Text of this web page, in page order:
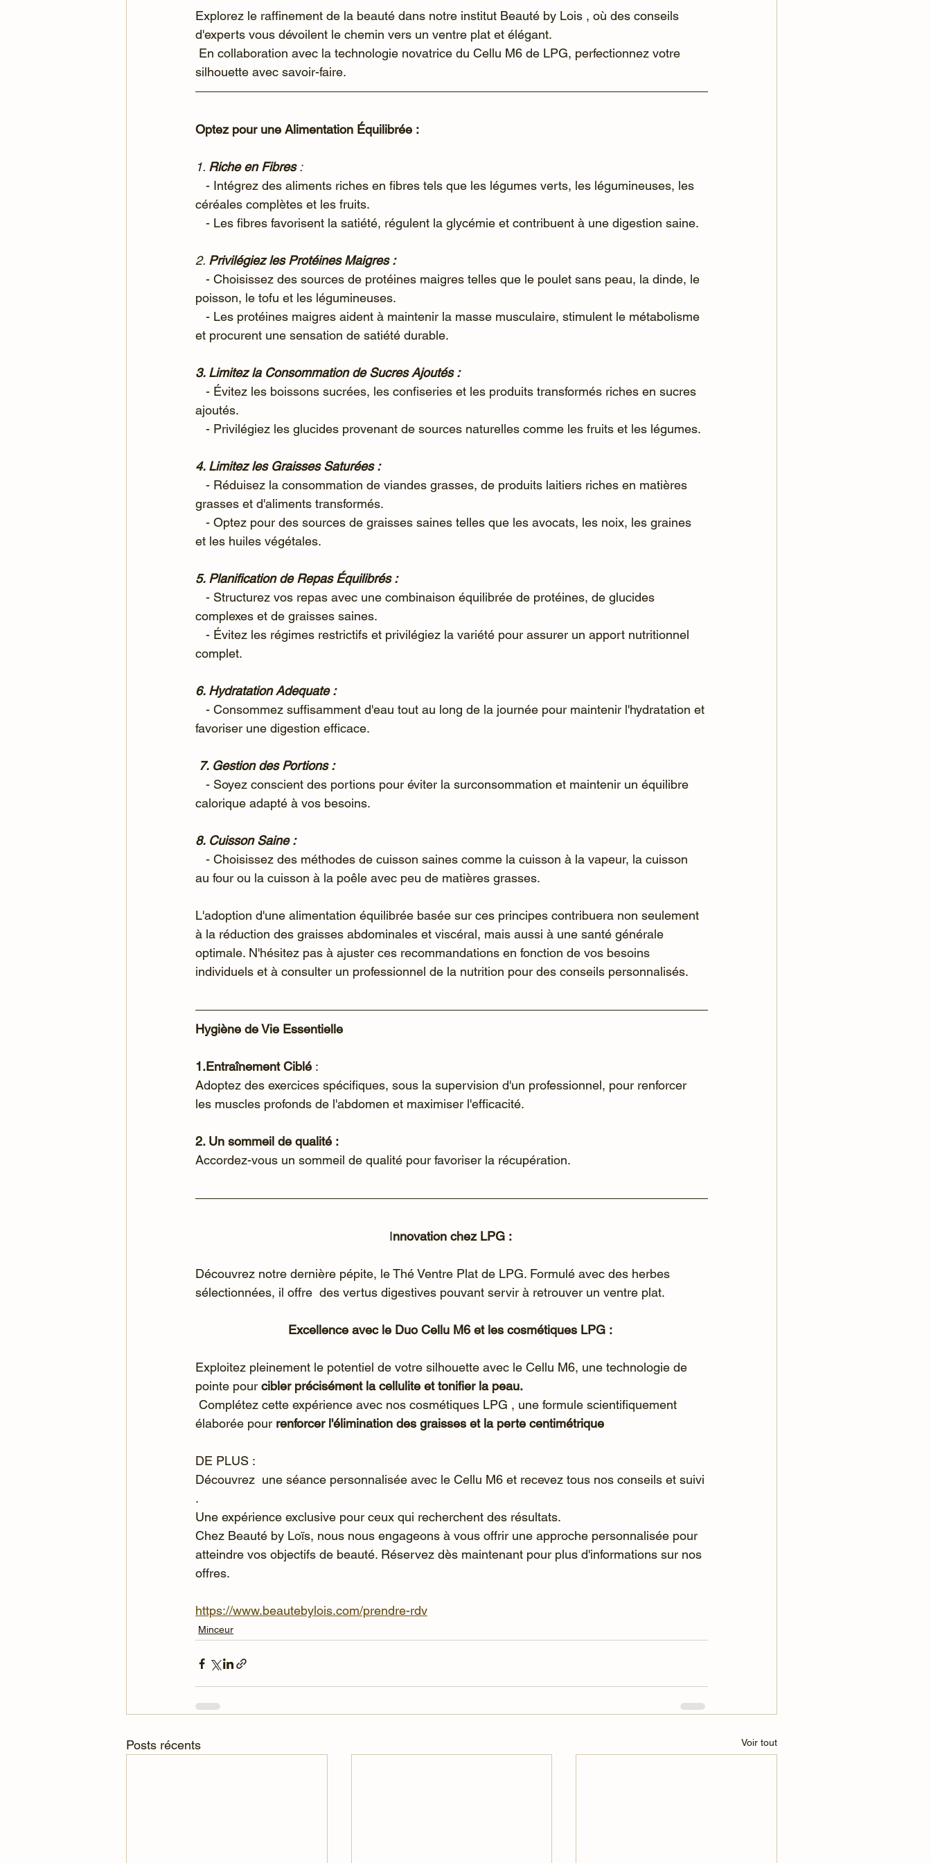
Explorez le raffinement de la beauté dans notre institut Beauté by Lois , où des conseils
d'experts vous dévoilent le chemin vers un ventre plat et élégant.
silhouette avec savoir-faire.
Optez pour une Alimentation Équilibrée :
1. Riche en Fibres :
céréales complètes et les fruits.
   - Les fibres favorisent la satiété, régulent la glycémie et contribuent à une digestion saine.
2. Privilégiez les Protéines Maigres :
poisson, le tofu et les légumineuses.
et procurent une sensation de satiété durable.
3. Limitez la Consommation de Sucres Ajoutés :
ajoutés.
   - Privilégiez les glucides provenant de sources naturelles comme les fruits et les légumes.
4. Limitez les Graisses Saturées :
grasses et d'aliments transformés.
et les huiles végétales.
5. Planification de Repas Équilibrés :
complexes et de graisses saines.
complet.
6. Hydratation Adequate :
favoriser une digestion efficace.
7. Gestion des Portions :
calorique adapté à vos besoins.
8. Cuisson Saine :
au four ou la cuisson à la poêle avec peu de matières grasses.
L'adoption d'une alimentation équilibrée basée sur ces principes contribuera non seulement
à la réduction des graisses abdominales et viscéral, mais aussi à une santé générale
optimale. N'hésitez pas à ajuster ces recommandations en fonction de vos besoins
individuels et à consulter un professionnel de la nutrition pour des conseils personnalisés.
Hygiène de Vie Essentielle
1.Entraînement Ciblé :
Adoptez des exercices spécifiques, sous la supervision d'un professionnel, pour renforcer
les muscles profonds de l'abdomen et maximiser l'efficacité.
2. Un sommeil de qualité :
Accordez-vous un sommeil de qualité pour favoriser la récupération.
Innovation chez LPG :
Découvrez notre dernière pépite, le Thé Ventre Plat de LPG. Formulé avec des herbes
sélectionnées, il offre  des vertus digestives pouvant servir à retrouver un ventre plat.
Excellence avec le Duo Cellu M6 et les cosmétiques LPG :
Exploitez pleinement le potentiel de votre silhouette avec le Cellu M6, une technologie de
pointe pour cibler précisément la cellulite et tonifier la peau.
élaborée pour renforcer l'élimination des graisses et la perte centimétrique
DE PLUS :
Découvrez  une séance personnalisée avec le Cellu M6 et recevez tous nos conseils et suivi
.
Une expérience exclusive pour ceux qui recherchent des résultats.
Chez Beauté by Loïs, nous nous engageons à vous offrir une approche personnalisée pour
atteindre vos objectifs de beauté. Réservez dès maintenant pour plus d'informations sur nos
offres.
https://www.beautebylois.com/prendre-rdv
Minceur
Posts récents Voir tout